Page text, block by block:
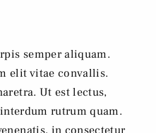
semper aliquam.
elit vitae convallis.
Ut est lectus,
rutrum quam.